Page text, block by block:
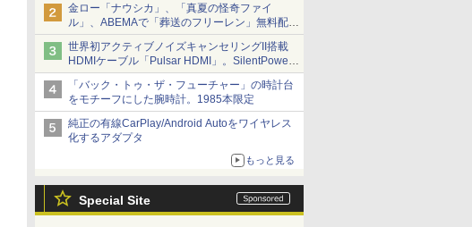
金ロー「ナウシカ」、「真夏の怪奇ファイ
ル」、ABEMAで「葬送のフリーレン」無料配信
など。夏の特番・配信情報
世界初アクティブノイズキャンセリングII搭載
HDMIケーブル「Pulsar HDMI」。SilentPower
から
「バック・トゥ・ザ・フューチャー」の時計台
をモチーフにした腕時計。1985本限定
純正の有線CarPlay/Android Autoをワイヤレス
化するアダプタ
もっと見る
Special Site